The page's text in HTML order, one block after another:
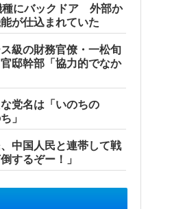
種にバックドア 外部か
が仕込まれていた
級の財務官僚・一松旬
邸幹部「協力的でなか
党名は「いのちの
」
中国人民と連帯して戦
するぞー！」